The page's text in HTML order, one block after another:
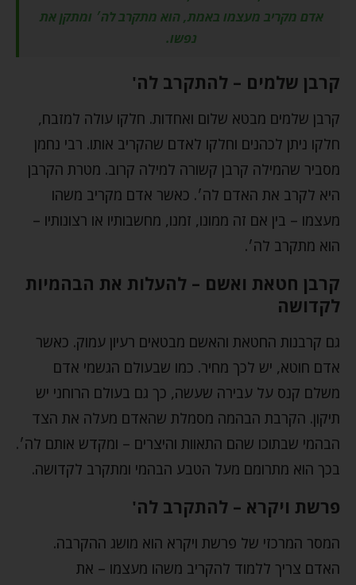
אדם מקריב מעצמו באמת, הוא מתקרב לה׳ ומתקן את
נפשו.
קרבן שלמים – להתקרב לה'
קרבן שלמים מבטא שלום ואחדות. חלקו עולה למזבח,
חלקו ניתן לכהנים וחלקו לאדם שהקריב אותו. רבי נחמן
מסביר שהמילה קרבן קשורה למילה קרוב. מטרת הקרבן
היא לקרב את האדם לה׳. כאשר אדם מקריב משהו
מעצמו – בין אם זה ממונו, זמנו, מחשבותיו או רצונותיו –
הוא מתקרב לה׳.
קרבן חטאת ואשם – להעלות את הבהמיות
לקדושה
גם קרבנות החטאת והאשם מבטאים רעיון עמוק. כאשר
אדם חוטא, יש לכך מחיר. כמו שבעולם הגשמי אדם
משלם קנס על עבירה שעשה, כך גם בעולם הרוחני יש
תיקון. הקרבת הבהמה מסמלת שהאדם מעלה את הצד
הבהמי שבתוכו שהם התאוות והיצרים – ומקדש אותם לה׳.
בכך הוא מתרומם מעל הטבע הבהמי ומתקרב לקדושה.
פרשת ויקרא – להתקרב לה'
המסר המרכזי של פרשת ויקרא הוא מושג ההקרבה.
האדם צריך ללמוד להקריב משהו מעצמו – את